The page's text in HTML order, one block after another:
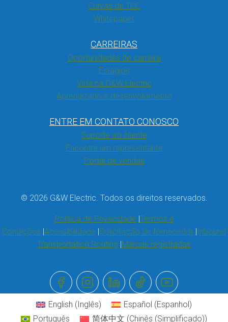
Curvas de TCC
Whitepaper
CARREIRAS
Oportunidades de carreira
Estágios
Vida na G&W Electric
Aprendizado e desenvolvimento
ENTRE EM CONTATO CONOSCO
Suporte ao cliente
Encontre um representante
Portal de vendas
© 2026 G&W Electric. Todos os direitos reservados.
Política de Privacidade Termos e
Condições Acessibilidade Solicitação de fornecedor Inbound
Transportation Routing Marcas registradas
English (Inglês) Español (Espanhol)
Português
简体中文 (Chinês (Simplificado))